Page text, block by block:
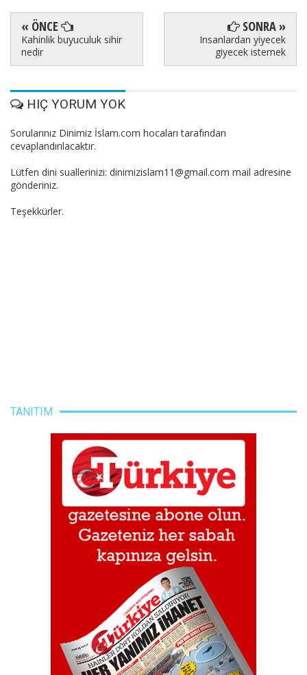
« ÖNCE
Kahinlik buyuculuk sihir
nedir
SONRA »
Insanlardan yiyecek
giyecek istemek
HIÇ YORUM YOK
Sorularınız Dinimiz İslam.com hocaları tarafından
cevaplandırılacaktır.
Lütfen dini suallerinizi: dinimizislam11@gmail.com mail adresine
gönderiniz.
Teşekkürler.
TANITIM